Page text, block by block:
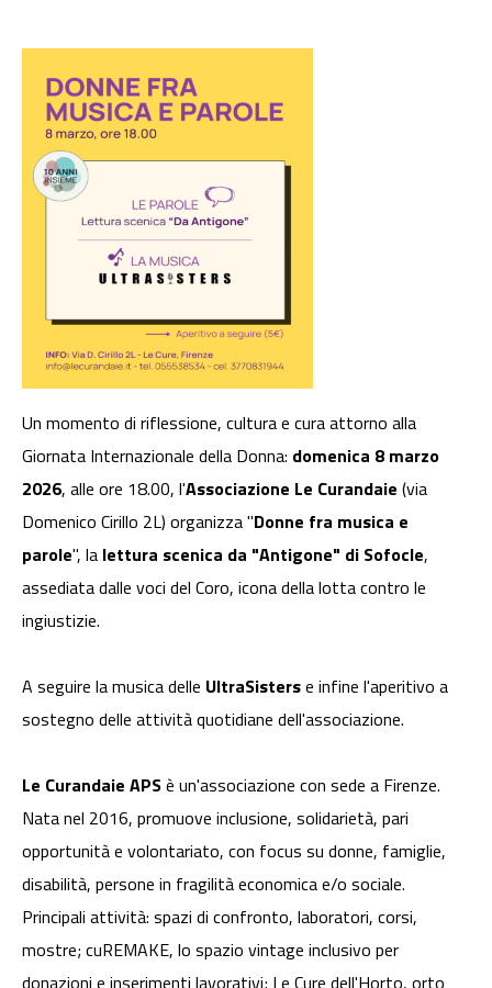
Un momento di riflessione, cultura e cura attorno alla
Giornata Internazionale della Donna: domenica 8 marzo
2026, alle ore 18.00, l'Associazione Le Curandaie (via
Domenico Cirillo 2L) organizza "Donne fra musica e
parole", la lettura scenica da "Antigone" di Sofocle,
assediata dalle voci del Coro, icona della lotta contro le
ingiustizie.
A seguire la musica delle UltraSisterse infine l'aperitivo a
sostegno delle attività quotidiane dell'associazione.
Le Curandaie APSè un'associazione con sede a Firenze.
Nata nel 2016, promuove inclusione, solidarietà, pari
opportunità e volontariato, con focus su donne, famiglie,
disabilità, persone in fragilità economica e/o sociale.
Principali attività: spazi di confronto, laboratori, corsi,
mostre; cuREMAKE, lo spazio vintage inclusivo per
donazioni e inserimenti lavorativi; Le Cure dell'Horto, orto